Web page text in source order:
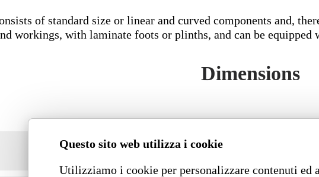
Questo sito web utilizza i cookie
Utilizziamo i cookie per personalizzare contenuti ed
of standard size or linear and curved components and,
workings, with laminate foots or plinths, and can be
Dimensions